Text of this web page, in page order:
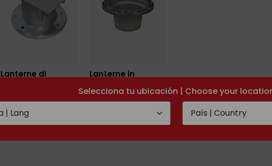
Selecciona tu ubicación | Choose your
Lanterne di
europeo
Lanterne in
portata variabile